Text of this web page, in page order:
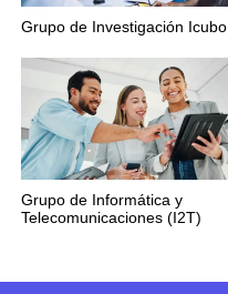
Grupo de Investigación Icubo
Grupo de Informática y
Telecomunicaciones (I2T)